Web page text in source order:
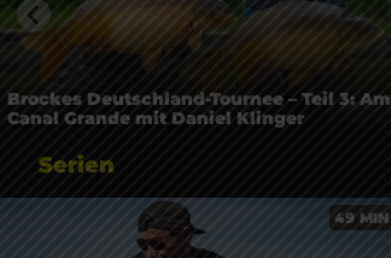
Brockes Deutschland-Tournee – Teil 3: Am
Canal Grande mit Daniel Klinger
Serien
49 MIN